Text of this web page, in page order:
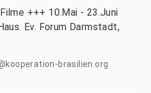
+++ 10.Mai - 23.Juni
Ev. Forum Darmstadt,
brasilien.org